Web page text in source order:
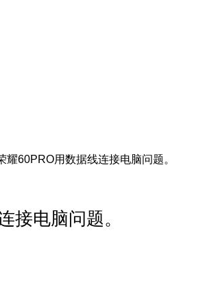
耀60PRO用数据线连接电脑问题。
接电脑问题。